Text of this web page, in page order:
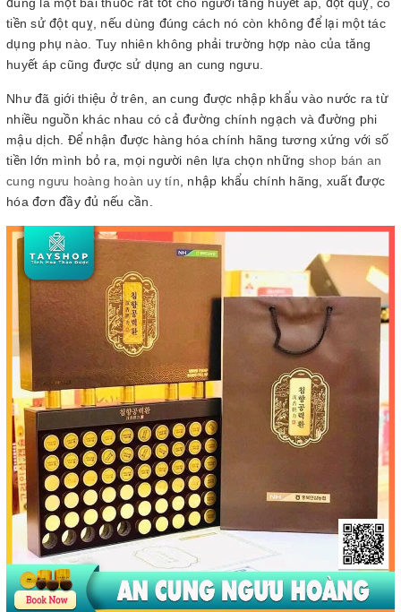
tiền sử đột quỵ, nếu dùng đúng cách nó còn không để lại một tác
dụng phụ nào. Tuy nhiên không phải trường hợp nào của tăng
huyết áp cũng được sử dụng an cung ngưu.
Như đã giới thiệu ở trên, an cung được nhập khẩu vào nước ra từ
nhiều nguồn khác nhau có cả đường chính ngạch và đường phi
mậu dịch. Để nhận được hàng hóa chính hãng tương xứng với số
tiền lớn mình bỏ ra, mọi người nên lựa chọn những shop bán an
cung ngưu hoàng hoàn uy tín , nhập khẩu chính hãng, xuất được
hóa đơn đầy đủ nếu cần.